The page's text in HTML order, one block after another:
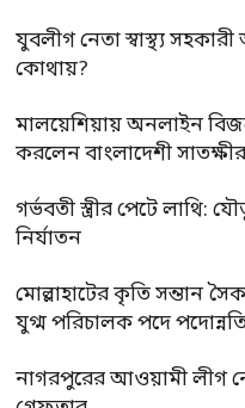
যুবলীগ নেতা স্বাস্থ্য
কোথায়?
মালয়েশিয়ায় অনলাইন
করলেন বাংলাদেশী
গর্ভবতী স্ত্রীর পেটে লাথি:
নির্যাতন
মোল্লাহাটের কৃতি সন্তান
যুগ্ম পরিচালক পদে
নাগরপুরের আওয়ামী লীগ